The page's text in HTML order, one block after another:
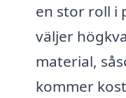
en stor roll i
väljer
material,
kommer